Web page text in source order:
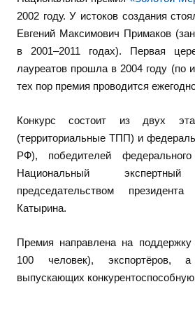
2002 году. У истоков создания
Евгений Максимович Примаков
в 2001–2011 годах). Первая
лауреатов прошла в 2004 году (по
тех пор премия проводится
Конкурс состоит из двух
(территориальные ТПП) и
РФ), победителей
Национальный
председательством
Катырина.
Премия направлена на
100 человек), экспортёров,
выпускающих